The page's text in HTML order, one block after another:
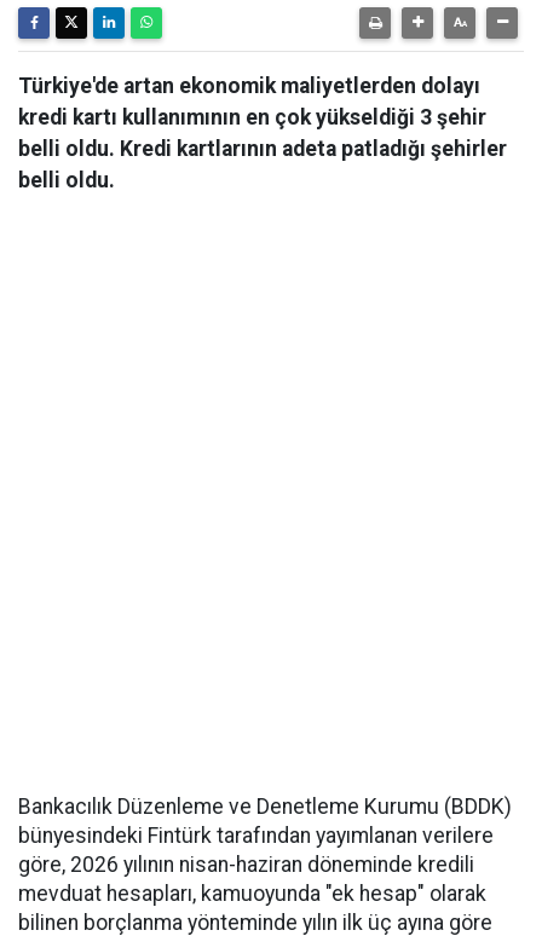
Türkiye'de artan ekonomik maliyetlerden dolayı
kredi kartı kullanımının en çok yükseldiği 3 şehir
belli oldu. Kredi kartlarının adeta patladığı şehirler
belli oldu.
Bankacılık Düzenleme ve Denetleme Kurumu (BDDK)
bünyesindeki Fintürk tarafından yayımlanan verilere
göre, 2026 yılının nisan-haziran döneminde kredili
mevduat hesapları, kamuoyunda "ek hesap" olarak
bilinen borçlanma yönteminde yılın ilk üç ayına göre